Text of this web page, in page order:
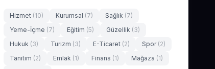
Hizmet (10) Kurumsal (7) Sağlık (7)
Yeme-İçme (7) Eğitim (5) Güzellik (3)
Hukuk (3) Turizm (3) E-Ticaret (2) Spor (2)
Tanıtım (2) Emlak (1) Finans (1) Mağaza (1)